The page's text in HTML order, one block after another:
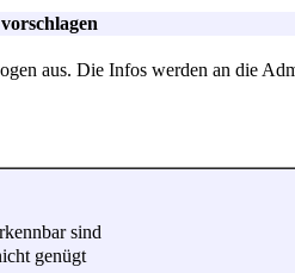
aus. Die Infos werden an die
sind
genügt